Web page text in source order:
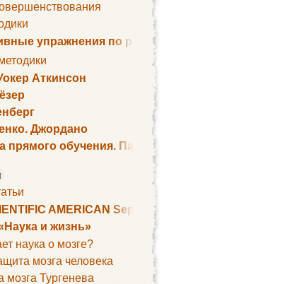
упражнения по развитию памяти
Аткинсон
Джордано
прямого обучения. Пауль Шелли
AMERICAN September 1979
и жизнь»
наука о мозге?
мозга человека
мозга Тургенева